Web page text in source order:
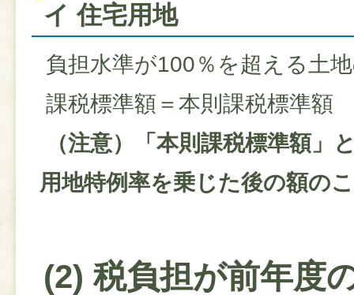
イ 住宅用地
負担水準が100％を超える土
課税標準額＝本則課税標準額
（注意）「本則課税標準額」
用地特例率を乗じた後の額の
(2) 税負担が前年度